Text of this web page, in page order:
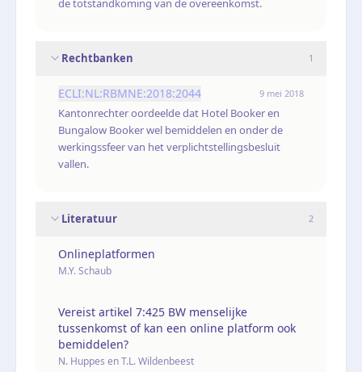
Rechtbanken 1
ECLI:NL:RBMNE:2018:2044 9 mei 2018
Kantonrechter oordeelde dat Hotel Booker en
Bungalow Booker wel bemiddelen en onder de
werkingssfeer van het verplichtstellingsbesluit
vallen.
Literatuur 2
Onlineplatformen
M.Y. Schaub
Vereist artikel 7:425 BW menselijke
tussenkomst of kan een online platform ook
bemiddelen?
N. Huppes en T.L. Wildenbeest